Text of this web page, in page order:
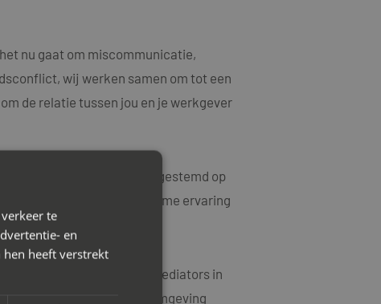
nu gaat om miscommunicatie,
wij werken samen om tot een
de relatie tussen jou en je werkgever
die zijn afgestemd op
kwesties en hebben ruime ervaring
contact op met Mayet Mediators in
en harmonieuze werkomgeving
te
en
heeft verstrekt